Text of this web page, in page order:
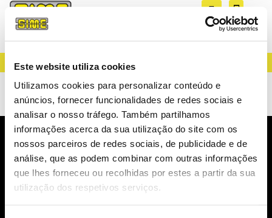
Este website utiliza cookies
Utilizamos cookies para personalizar conteúdo e
anúncios, fornecer funcionalidades de redes sociais e
analisar o nosso tráfego. Também partilhamos
informações acerca da sua utilização do site com os
nossos parceiros de redes sociais, de publicidade e de
análise, que as podem combinar com outras informações
que lhes forneceu ou recolhidas por estes a partir da sua
utilização dos respetivos serviços.
CREATING LIGHT SINCE 1983
Suportes R7S-RX7S
NEWSLETTER
NOVIDADES, CATÁLOGOS, ...